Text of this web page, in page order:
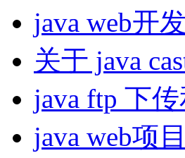
java web开
关于 java
java ftp 下
java web项